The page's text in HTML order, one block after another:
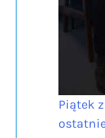
Piątek